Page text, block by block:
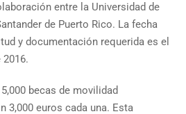
entre la Universidad de
de Puerto Rico. La fecha
y documentación requerida es el
2016.
becas de movilidad
3,000 euros cada una. Esta